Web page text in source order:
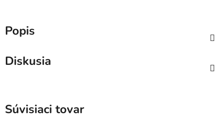
Popis
Diskusia
Súvisiaci tovar